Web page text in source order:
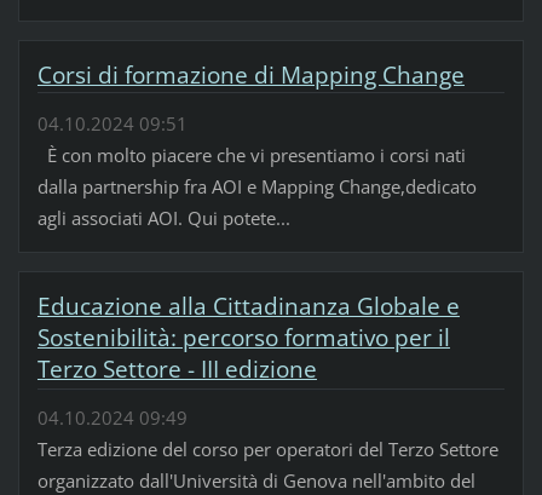
Corsi di formazione di Mapping Change
04.10.2024 09:51
È con molto piacere che vi presentiamo i corsi nati
dalla partnership fra AOI e Mapping Change,dedicato
agli associati AOI. Qui potete...
Educazione alla Cittadinanza Globale e
Sostenibilità: percorso formativo per il
Terzo Settore - III edizione
04.10.2024 09:49
Terza edizione del corso per operatori del Terzo Settore
organizzato dall'Università di Genova nell'ambito del